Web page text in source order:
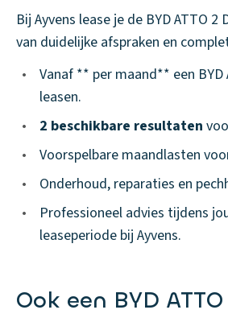
Bij Ayvens lease je de BYD ATTO
van duidelijke afspraken en
•
Vanaf ** per maand** een BYD
leasen.
•
2 beschikbare resultaten
•
Voorspelbare maandlasten
•
Onderhoud, reparaties en
•
Professioneel advies tijdens
leaseperiode bij Ayvens.
Ook een BYD